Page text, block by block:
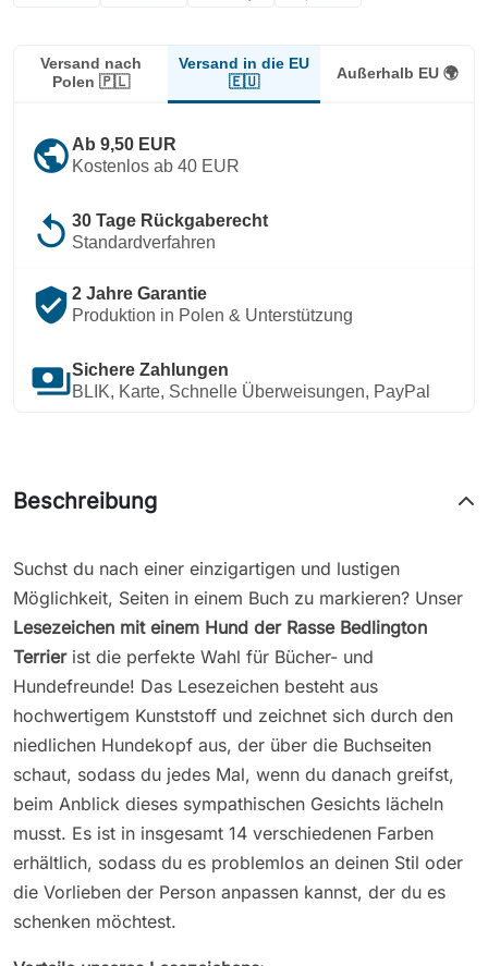
Versand nach
Polen 🇵🇱
Versand in die EU
🇪🇺
Außerhalb EU 🌍
public Ab 9,50 EUR
Kostenlos ab 40 EUR
replay 30 Tage Rückgaberecht
Standardverfahren
verified_user 2 Jahre Garantie
Produktion in Polen & Unterstützung
paymentsSichere Zahlungen
BLIK, Karte, Schnelle Überweisungen, PayPal
Beschreibung
Suchst du nach einer einzigartigen und lustigen
Möglichkeit, Seiten in einem Buch zu markieren? Unser
Lesezeichen mit einem Hund der Rasse Bedlington
Terrierist die perfekte Wahl für Bücher- und
Hundefreunde! Das Lesezeichen besteht aus
hochwertigem Kunststoff und zeichnet sich durch den
niedlichen Hundekopf aus, der über die Buchseiten
schaut, sodass du jedes Mal, wenn du danach greifst,
beim Anblick dieses sympathischen Gesichts lächeln
musst. Es ist in insgesamt 14 verschiedenen Farben
erhältlich, sodass du es problemlos an deinen Stil oder
die Vorlieben der Person anpassen kannst, der du es
schenken möchtest.